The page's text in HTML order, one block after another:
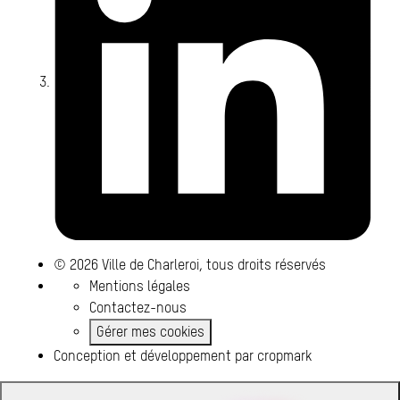
© 2026 Ville de Charleroi, tous droits réservés
Mentions légales
Contactez-nous
Gérer mes cookies
Conception et développement par cropmark